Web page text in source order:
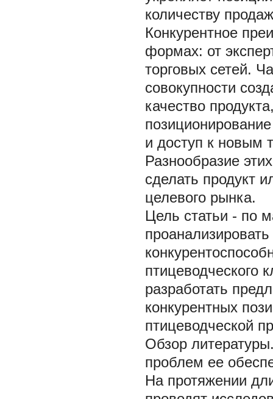
количеству
Конкурентное
формах: от
торговых сетей.
совокупности
качество
и доступ к новым
Разнообразие
сделать продукт
целевого рынка.
Цель статьи - по
птицеводческого
разработать
конкурентных
птицеводческой
Обзор
проблем ее
На протяжении